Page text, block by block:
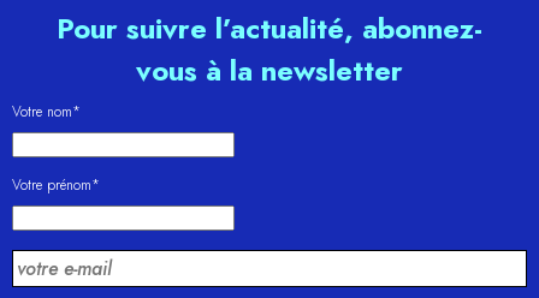
Pour suivre l’actualité, abonnez-
vous à la newsletter
Votre nom*
Votre prénom*